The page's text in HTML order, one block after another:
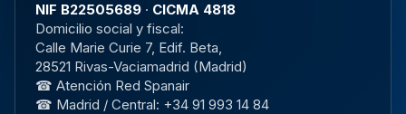
NIF B22505689 · CICMA 4818
Domicilio social y fiscal:
Calle Marie Curie 7, Edif. Beta,
28521 Rivas-Vaciamadrid (Madrid)
☎ Atención Red Spanair
☎ Madrid / Central: +34 91 993 14 84